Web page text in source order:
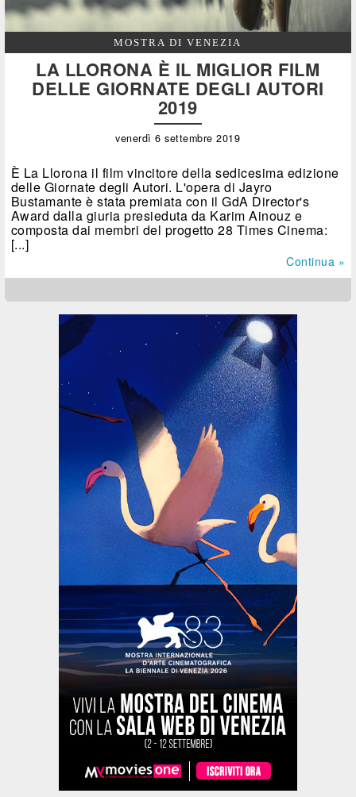
MOSTRA DI VENEZIA
LA LLORONA È IL MIGLIOR FILM
DELLE GIORNATE DEGLI AUTORI
2019
venerdì 6 settembre 2019
È La Llorona il film vincitore della sedicesima edizione
delle Giornate degli Autori. L'opera di Jayro
Bustamante è stata premiata con il GdA Director's
Award dalla giuria presieduta da Karim Ainouz e
composta dai membri del progetto 28 Times Cinema:
[...]
Continua »